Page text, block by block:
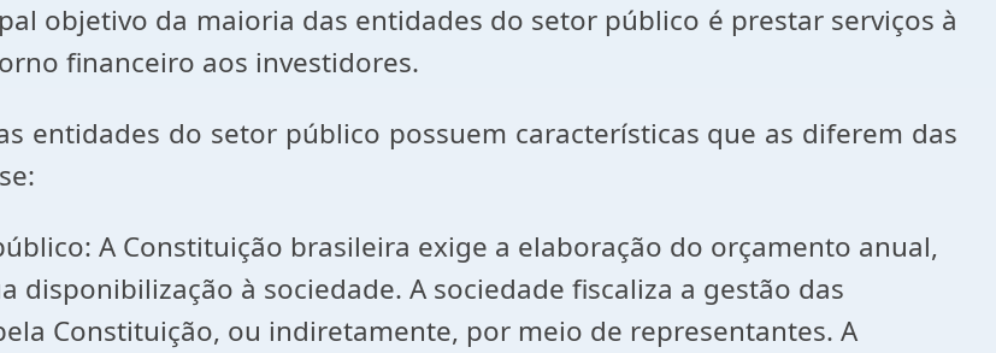
da maioria das entidades do setor público é prestar serviços à
financeiro aos investidores.
do setor público possuem características que as diferem das
Constituição brasileira exige a elaboração do orçamento anual,
disponibilização à sociedade. A sociedade fiscaliza a gestão das
Constituição, ou indiretamente, por meio de representantes. A